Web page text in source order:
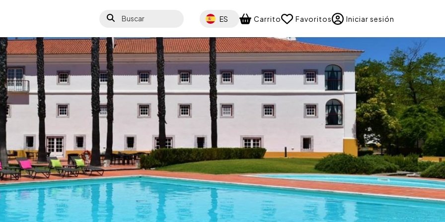
Buscar Select your language
ES Carrito Favoritos Iniciar sesión